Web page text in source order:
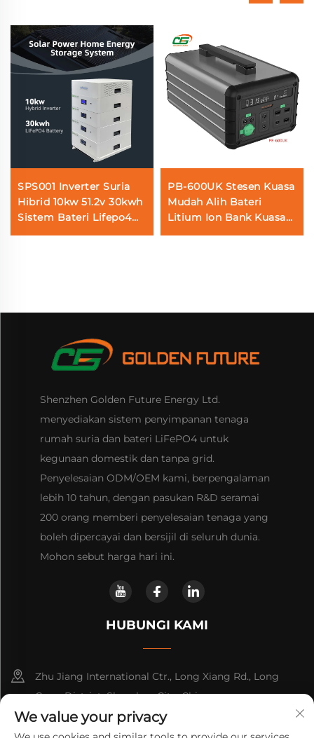
SPS001 Inverter Suria
Hibrid 10kw 51.2v 30kwh
Sistem Bateri Lifepo4
PB-600UK Stesen Kuasa
Mudah Alih Bateri
Litium Ion Bank Kuasa
Shenzhen Golden Future Energy Ltd.
menyediakan sistem penyimpanan tenaga
rumah suria dan bateri LiFePO4 untuk
kegunaan domestik dan tanpa grid.
Penyelesaian ODM/OEM kami, berpengalaman
lebih 10 tahun, dengan pasukan R&D seramai
200 orang memberi penyelesaian tenaga yang
boleh dipercayai dan bersijil di seluruh dunia.
Mohon sebut harga hari ini.
HUBUNGI KAMI
Zhu Jiang International Ctr., Long Xiang Rd., Long
Gang District, Shenzhen City, China
+86-13316809242
We value your privacy